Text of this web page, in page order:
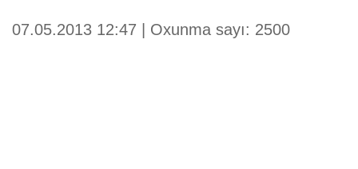
07.05.2013 12:47 | Oxunma sayı: 2500